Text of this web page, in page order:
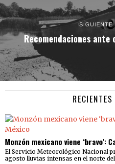
SIGUIENTE
Recomendaciones ante
Monzón mexicano viene ‘bravo’:
El Servicio Meteorológico Nacional
agosto lluvias intensas en el norte